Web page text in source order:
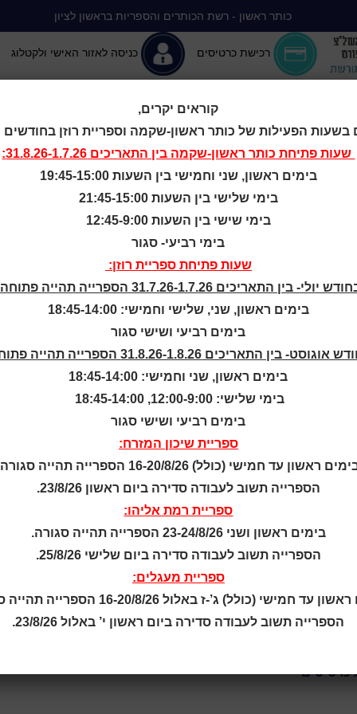
כותר ראשון - רשת הכותרים והספריות בראשון לציון
רכישת כרטיסים כניסה לאזור האישי ולקטלוג
ללא הפסקה המומלצים שלנו אירועים ופעילויות מידע ראשון: מרכז
לִכְתֹּב -
איריס אליה-כהן
הסופרת והמשוררת איריס אליה כהן, מציעה סדרה של
ויכתבו אותם.
מקטע ספרותי בנושא מסוים ומטלת כתיבה. המשתתפים יכתבו
וקורסי כתיבה בארץ ובחו"ל, פרסמה עד כה עשרה ספרים בהם
עם ארבעת ילדיה.
₪ | יש לשלם מראש לכל הסדנה
כרטיסים
קוראים יקרים,
בשעות הפעילות של כותר ראשון-שקמה וספריית רוזן בחודשים יולי-
שעות פתיחת כותר ראשון-שקמה בין התאריכים 31.8.26-1.7.26:
בימים ראשון, שני וחמישי בין השעות 19:45-15:00
בימי שלישי בין השעות 21:45-15:00
בימי שישי בין השעות 12:45-9:00
בימי רביעי- סגור
שעות פתיחת ספריית רוזן:
יולי- בין התאריכים 31.7.26-1.7.26 הספרייה תהייה פתוחה:
בימים ראשון, שני, שלישי וחמישי: 18:45-14:00
בימים רביעי ושישי סגור
אוגוסט- בין התאריכים 31.8.26-1.8.26 הספרייה תהייה פתוחה:
בימים ראשון, שני וחמישי: 18:45-14:00
בימי שלישי: 12:00-9:00, 18:45-14:00
בימים רביעי ושישי סגור
ספריית שיכון המזרח:
ראשון עד חמישי (כולל) 16-20/8/26 הספרייה תהייה סגורה.
הספרייה תשוב לעבודה סדירה ביום ראשון 23/8/26.
ספריית רמת אליהו:
בימים ראשון ושני 23-24/8/26 הספרייה תהייה סגורה.
הספרייה תשוב לעבודה סדירה ביום שלישי 25/8/26.
ספריית מעגלים:
עד חמישי (כולל) ג’-ז באלול 16-20/8/26 הספרייה תהייה סגורה.
הספרייה תשוב לעבודה סדירה ביום ראשון י’ באלול 23/8/26.